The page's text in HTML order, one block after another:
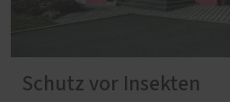
Schutz vor Insekten